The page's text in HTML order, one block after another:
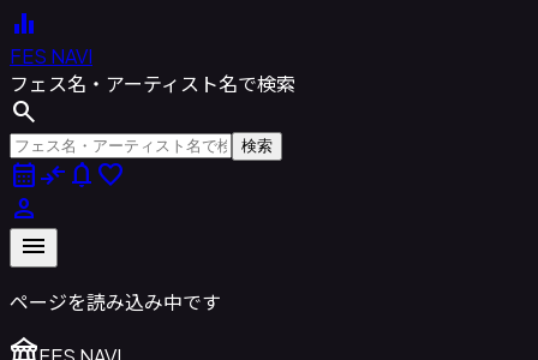
equalizer
FES NAVI
フェス名・アーティスト名で検索
search
検索
calendar_monthcompare_arrows notifications favorite
person
menu
ページを読み込み中です
festival